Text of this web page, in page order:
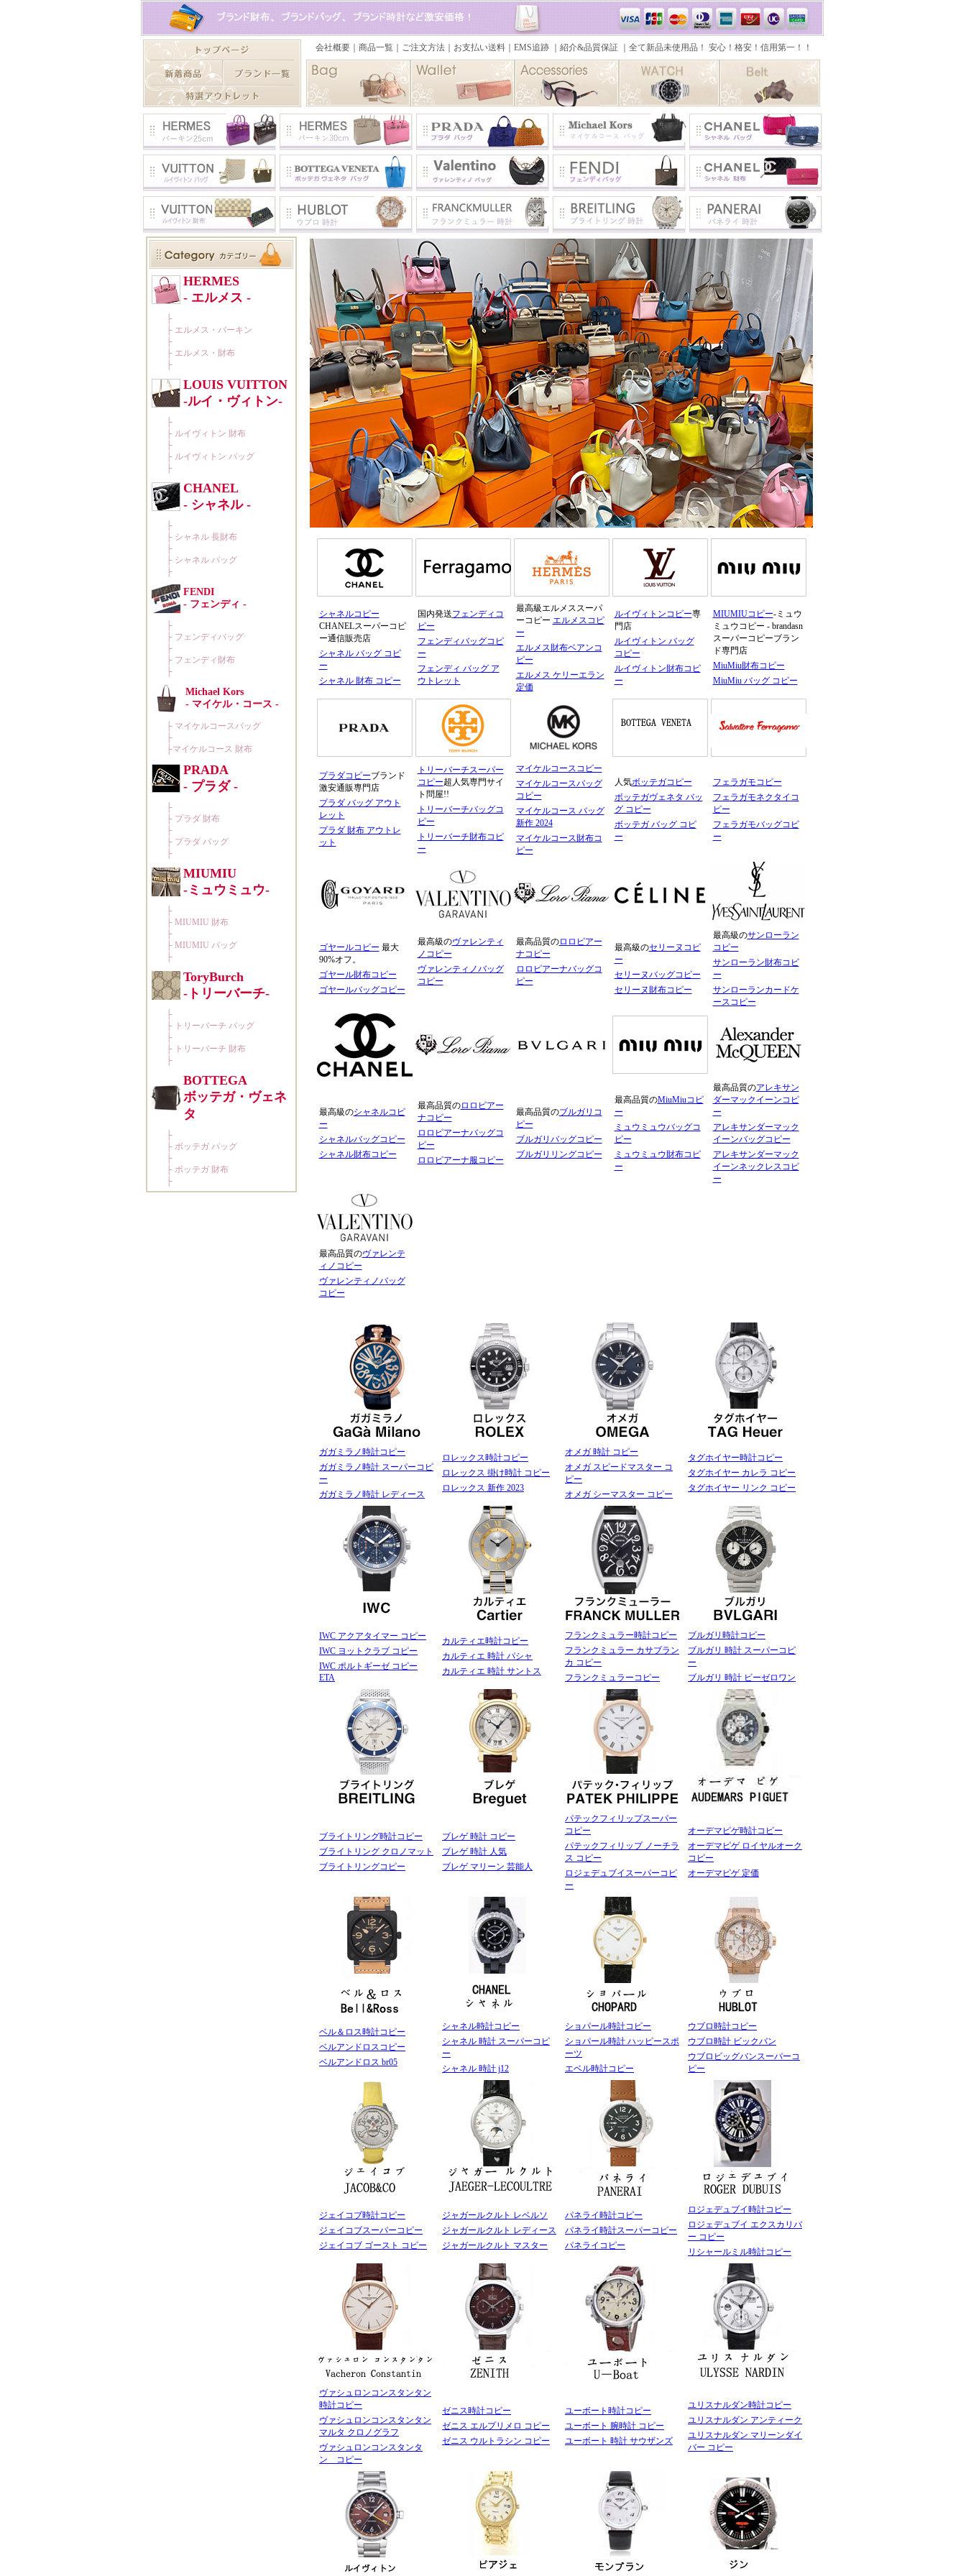
シャネルコピー
CHANELスーパーコピ
ー通信販売店
シャネル バッグ コピ
ー
シャネル 財布 コピー
国内発送フェンディコ
ピー
フェンディバッグコピ
ー
フェンディ バッグ ア
ウトレット
最高級エルメススーパ
ーコピー エルメスコピ
ー
エルメス財布ベアンコ
ピー
エルメス ケリーエラン
定価
ルイヴィトンコピー専
門店
ルイヴィトン バッグ
コピー
ルイヴィトン財布コピ
ー
MIUMIUコピー-ミュウ
ミュウコピー - brandasn
スーパーコピーブラン
ド専門店
MiuMiu財布コピー
MiuMiu バッグ コピー
プラダコピーブランド
激安通販専門店
プラダ バッグ アウト
レット
プラダ 財布 アウトレ
ット
トリーバーチスーパー
コピー超人気専門サイ
ト問屋!!
トリーバーチバッグコ
ピー
トリーバーチ財布コピ
ー
マイケルコースコピー
マイケルコースバッグ
コピー
マイケルコース バッグ
新作 2024
マイケルコース財布コ
ピー
人気ボッテガコピー
ボッテガヴェネタ バッ
グ コピー
ボッテガ バッグ コピ
ー
フェラガモコピー
フェラガモネクタイコ
ピー
フェラガモバッグコピ
ー
ゴヤールコピー 最大
90%オフ。
ゴヤール財布コピー
ゴヤールバッグコピー
最高級のヴァレンティ
ノコピー
ヴァレンティノバッグ
コピー
最高品質のロロピアー
ナコピー
ロロピアーナバッグコ
ピー
最高級のセリーヌコピ
ー
セリーヌバッグコピー
セリーヌ財布コピー
最高級のサンローラン
コピー
サンローラン財布コピ
ー
サンローランカードケ
ースコピー
最高級のシャネルコピ
ー
シャネルバッグコピー
シャネル財布コピー
最高品質のロロピアー
ナコピー
ロロピアーナバッグコ
ピー
ロロピアーナ服コピー
最高品質のブルガリコ
ピー
ブルガリバッグコピー
ブルガリリングコピー
最高品質のMiuMiuコピ
ー
ミュウミュウバッグコ
ピー
ミュウミュウ財布コピ
ー
最高品質のアレキサン
ダーマックイーンコピ
ー
アレキサンダーマック
イーンバッグコピー
アレキサンダーマック
イーンネックレスコピ
ー
最高品質のヴァレンテ
ィノコピー
ヴァレンティノバッグ
コピー
ガガミラノ時計コピー
ガガミラノ時計 スーパーコピ
ー
ガガミラノ時計 レディース
ロレックス時計コピー
ロレックス 掛け時計 コピー
ロレックス 新作 2023
オメガ 時計 コピー
オメガ スピードマスター コ
ピー
オメガ シーマスター コピー
タグホイヤー時計コピー
タグホイヤー カレラ コピー
タグホイヤー リンク コピー
IWC アクアタイマー コピー
IWC ヨットクラブ コピー
IWC ポルトギーゼ コピー
ETA
カルティエ時計コピー
カルティエ 時計 パシャ
カルティエ 時計 サントス
フランクミュラー時計コピー
フランクミュラー カサブラン
カ コピー
フランクミュラーコピー
ブルガリ時計コピー
ブルガリ 時計 スーパーコピ
ー
ブルガリ 時計 ビーゼロワン
ブライトリング時計コピー
ブライトリング クロノマット
ブライトリングコピー
ブレゲ 時計 コピー
ブレゲ 時計 人気
ブレゲ マリーン 芸能人
パテックフィリップスーパー
コピー
パテックフィリップ ノーチラ
ス コピー
ロジェデュブイスーパーコピ
ー
オーデマピゲ時計コピー
オーデマピゲ ロイヤルオーク
コピー
オーデマピゲ 定価
ベル＆ロス時計コピー
ベルアンドロスコピー
ベルアンドロス br05
シャネル時計コピー
シャネル 時計 スーパーコピ
ー
シャネル 時計 j12
ショパール時計コピー
ショパール時計 ハッピースポ
ーツ
エベル時計コピー
ウブロ時計コピー
ウブロ時計 ビックバン
ウブロビッグバンスーパーコ
ピー
ジェイコブ時計コピー
ジェイコブスーパーコピー
ジェイコブ ゴースト コピー
ジャガールクルト レベルソ
ジャガールクルト レディース
ジャガールクルト マスター
パネライ時計コピー
パネライ時計スーパーコピー
パネライコピー
ロジェデュブイ時計コピー
ロジェデュブイ エクスカリバ
ー コピー
リシャールミル時計コピー
ヴァシュロンコンスタンタン
時計コピー
ヴァシュロンコンスタンタン
マルタ クロノグラフ
ヴァシュロンコンスタンタ
ン コピー
ゼニス時計コピー
ゼニス エルプリメロ コピー
ゼニス ウルトラシン コピー
ユーボート時計コピー
ユーボート 腕時計 コピー
ユーボート 時計 サウザンズ
ユリスナルダン時計コピー
ユリスナルダン アンティーク
ユリスナルダン マリーンダイ
バー コピー